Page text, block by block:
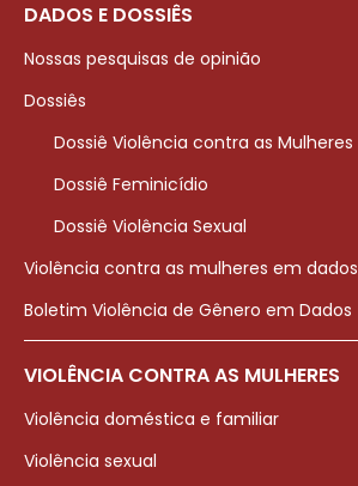
DADOS E DOSSIÊS
Nossas pesquisas de opinião
Dossiês
Dossiê Violência contra as Mulheres
Dossiê Feminicídio
Dossiê Violência Sexual
Violência contra as mulheres em dados
Boletim Violência de Gênero em Dados
VIOLÊNCIA CONTRA AS MULHERES
Violência doméstica e familiar
Violência sexual